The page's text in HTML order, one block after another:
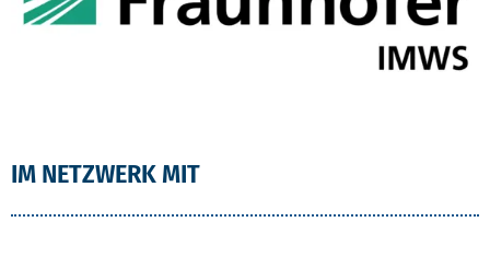
IM NETZWERK MIT